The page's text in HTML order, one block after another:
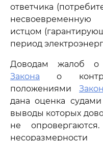
ответчика
истцом
период
Доводам жалоб о
Закона о
положениями
дана оценка
выводы которых
не